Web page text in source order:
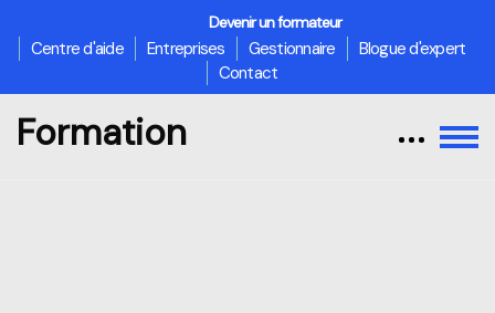
Devenir un formateur
Centre d'aide Entreprises Gestionnaire
Blogue d'expert
Contact
Formation